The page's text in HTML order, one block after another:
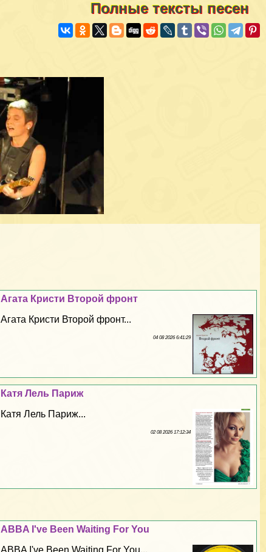
Полные тексты песен
Агата Кристи Второй фронт
Агата Кристи Второй фронт...
04 08 2026 6:41:29
Катя Лель Париж
Катя Лель Париж...
02 08 2026 17:12:34
ABBA I've Been Waiting For You